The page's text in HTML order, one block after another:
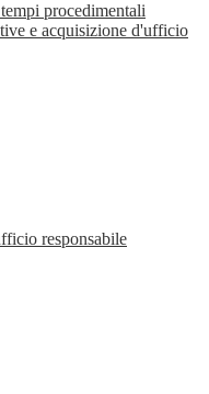
procedimentali
e acquisizione d'ufficio
responsabile